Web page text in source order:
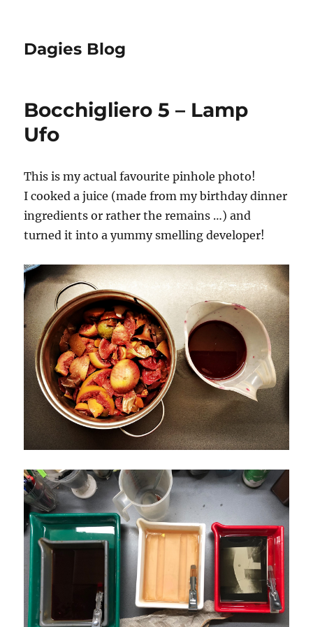
Dagies Blog
Bocchigliero 5 – Lamp
Ufo
This is my actual favourite pinhole photo!
I cooked a juice (made from my birthday dinner
ingredients or rather the remains …) and
turned it into a yummy smelling developer!